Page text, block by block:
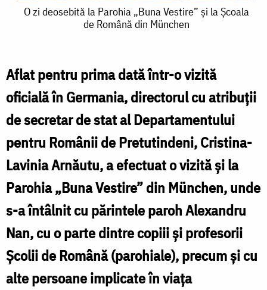
O
la
Parohia
„Buna
Vestire”
Școala
de
Română
din
München
O zi deosebită la Parohia „Buna Vestire” și la Școala
de Română din München
Aflat pentru prima dată într-o vizită
oficială în Germania, directorul cu atribuții
de secretar de stat al Departamentului
pentru Românii de Pretutindeni, Cristina-
Lavinia Arnăutu, a efectuat o vizită și la
Parohia „Buna Vestire” din München, unde
s-a întâlnit cu părintele paroh Alexandru
Nan, cu o parte dintre copiii și profesorii
Școlii de Română (parohiale), precum și cu
alte persoane implicate în viața